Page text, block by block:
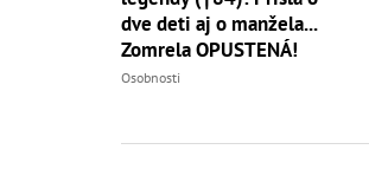
dve deti aj o manžela...
Zomrela OPUSTENÁ!
Osobnosti